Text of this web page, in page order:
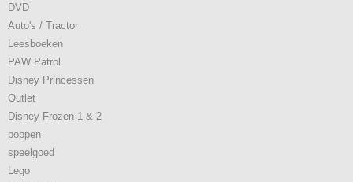
DVD
Auto's / Tractor
Leesboeken
PAW Patrol
Disney Princessen
Outlet
Disney Frozen 1 & 2
poppen
speelgoed
Lego